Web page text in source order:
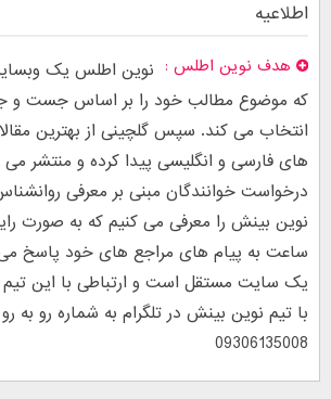
اطلاعیه
هدف نوین اطلس
نوین اطلس یک
که موضوع مطالب خود را بر اساس جست و
انتخاب می کند. سپس گلچینی از بهترین
های فارسی و انگلیسی پیدا کرده و منتشر می
درخواست خوانندگان مبنی بر معرفی
ساعت به پیام های مراجع های خود پاسخ
یک سایت مستقل است و ارتباطی با این تیم
با تیم نوین بینش در تلگرام به شماره رو به
09306135008